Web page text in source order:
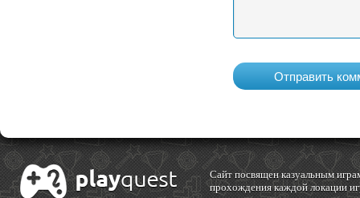
Cайт посвящен казуальным
прохождения каждой локации